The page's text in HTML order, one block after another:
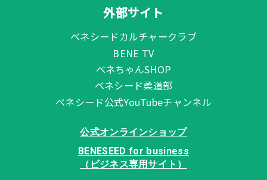
外部サイト
ベネシードカルチャークラブ
BENE TV
ベネちゃんSHOP
ベネシード柔道部
ベネシード公式YouTubeチャンネル
公式オンラインショップ
BENESEED for business
（ビジネス専用サイト）